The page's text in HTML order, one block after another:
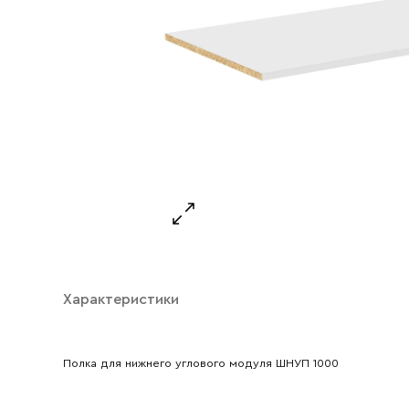
Характеристики
Полка для нижнего углового модуля ШНУП 1000